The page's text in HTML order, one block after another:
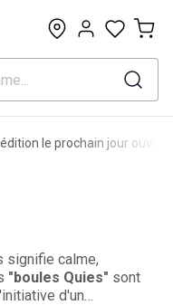
0
le prochain jour
signifie calme,
"boules Quies" sont
d'un